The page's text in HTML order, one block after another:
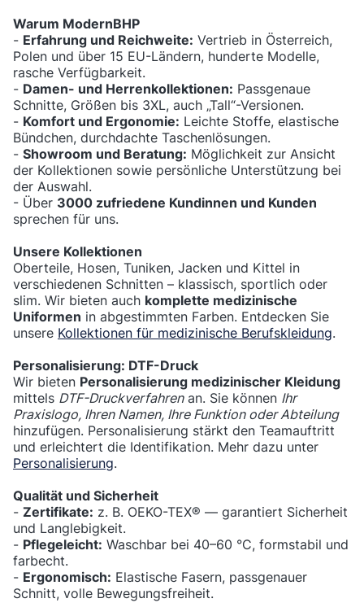
Warum ModernBHP
- Erfahrung und Reichweite: Vertrieb in Österreich,
Polen und über 15 EU-Ländern, hunderte Modelle,
rasche Verfügbarkeit.
- Damen- und Herrenkollektionen: Passgenaue
Schnitte, Größen bis 3XL, auch „Tall“-Versionen.
- Komfort und Ergonomie: Leichte Stoffe, elastische
Bündchen, durchdachte Taschenlösungen.
- Showroom und Beratung: Möglichkeit zur Ansicht
der Kollektionen sowie persönliche Unterstützung bei
der Auswahl.
- Über 3000 zufriedene Kundinnen und Kunden
sprechen für uns.
Unsere Kollektionen
Oberteile, Hosen, Tuniken, Jacken und Kittel in
verschiedenen Schnitten – klassisch, sportlich oder
slim. Wir bieten auch komplette medizinische
Uniformen in abgestimmten Farben. Entdecken Sie
unsere Kollektionen für medizinische Berufskleidung.
Personalisierung: DTF-Druck
Wir bieten Personalisierung medizinischer Kleidung
mittels DTF-Druckverfahrenan. Sie können Ihr
Praxislogo, Ihren Namen, Ihre Funktion oder Abteilung
hinzufügen. Personalisierung stärkt den Teamauftritt
und erleichtert die Identifikation. Mehr dazu unter
Personalisierung.
Qualität und Sicherheit
- Zertifikate: z. B. OEKO-TEX® — garantiert Sicherheit
und Langlebigkeit.
- Pflegeleicht: Waschbar bei 40–60 °C, formstabil und
farbecht.
- Ergonomisch: Elastische Fasern, passgenauer
Schnitt, volle Bewegungsfreiheit.